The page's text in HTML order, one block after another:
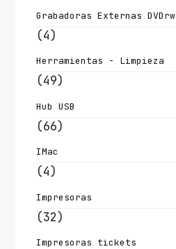
Grabadoras Externas DVDrw
(4)
Herramientas - Limpieza
(49)
Hub USB
(66)
IMac
(4)
Impresoras
(32)
Impresoras tickets